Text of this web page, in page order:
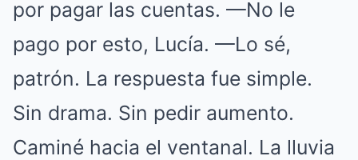
por pagar las cuentas. —No le
pago por esto, Lucía. —Lo sé,
patrón. La respuesta fue simple.
Sin drama. Sin pedir aumento.
Caminé hacia el ventanal. La lluvia